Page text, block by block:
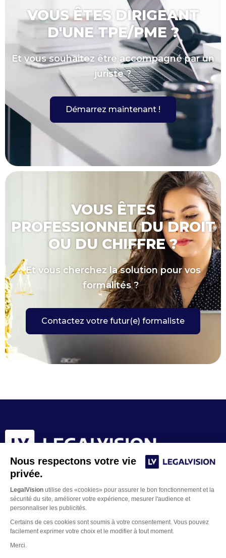
Nous respectons votre vie
privée.
LegalVision utilise des «cookies» pour assurer le bon fonctionnement et la
sécurité du site, améliorer votre expérience, mesurer l'audience et
personnaliser les publicités.
Certains de ces cookies sont soumis à votre consentement. Vous pouvez
facilement exprimer votre choix et le modifier à tout moment.
Merci.
VOUS ÊTES DIRIGEANT
D'UNE TPE/PME ?
Et vous souhaitez être accompagné par un
juriste ?
Démarrez maintenant !
VOUS ÊTES
PROFESSIONNEL DU DROIT
OU DU CHIFFRE ?
Et vous cherchez la solution pour vos
formalités ?
Contactez votre futur(e) formaliste